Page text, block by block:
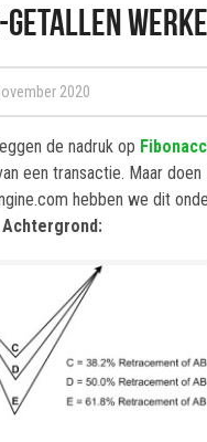
getallen
2020
de nadruk op
een transactie. Maar
hebben we dit
Achtergrond: